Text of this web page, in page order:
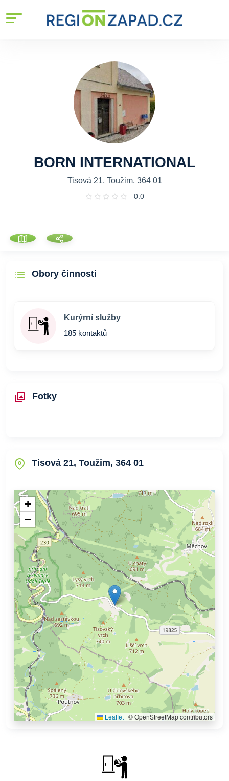
BORN INTERNATIONAL
Tisová 21, Toužim, 364 01
0.0
Obory činnosti
Kurýrní služby
185 kontaktů
Fotky
Tisová 21, Toužim, 364 01
+
−
Leaflet | © OpenStreetMap contributors